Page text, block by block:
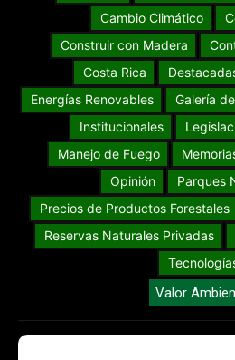
Cambio Climático
Construir con Madera
Costa Rica
Energías Renovables
Galería
Institucionales
Manejo de Fuego
Opinión
Parques
Precios de Productos Forestales
Reservas Naturales Privadas
Valor